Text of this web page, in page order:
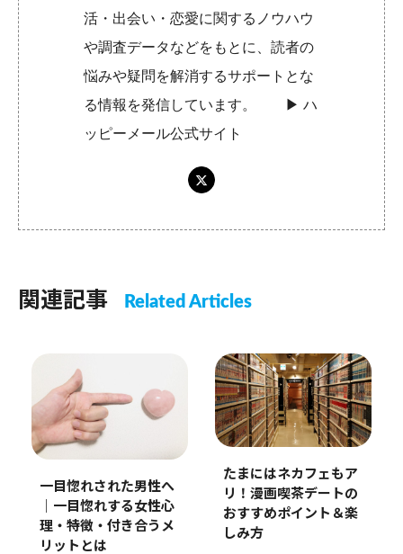
活・出会い・恋愛に関するノウハウ
や調査データなどをもとに、読者の
悩みや疑問を解消するサポートとな
る情報を発信しています。 ▶︎ハ
ッピーメール公式サイト
関連記事 Related Articles
一目惚れされた男性へ
｜一目惚れする女性心
理・特徴・付き合うメ
リットとは
たまにはネカフェもア
リ！漫画喫茶デートの
おすすめポイント＆楽
しみ方